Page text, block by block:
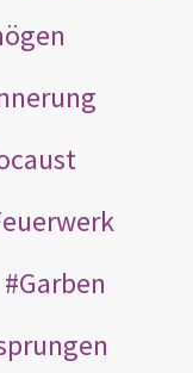
Garben